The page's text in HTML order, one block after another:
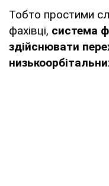
Тобто простими
фахівці, система
здійснювати